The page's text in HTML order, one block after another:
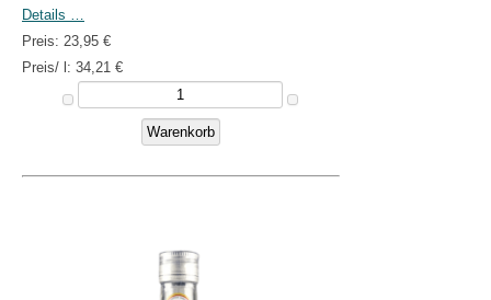
Details …
Preis: 23,95 €
Preis/ l: 34,21 €